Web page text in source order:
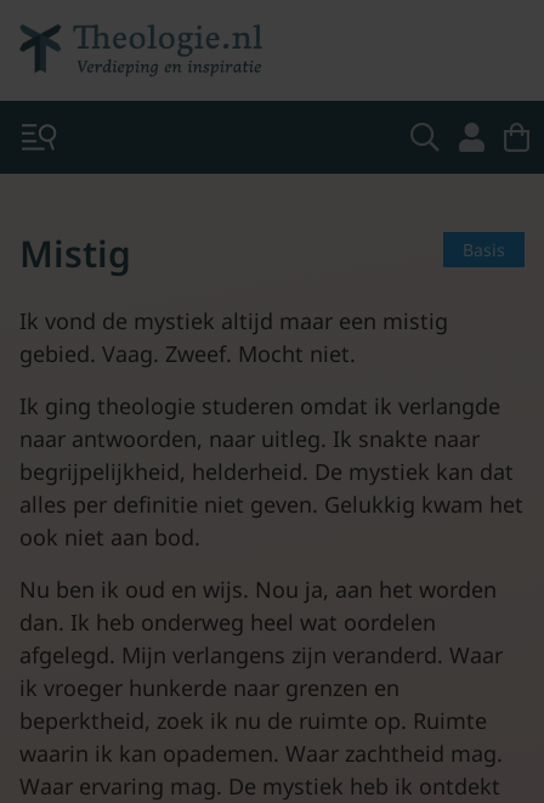
Basis
Mistig
Ik vond de mystiek altijd maar een mistig
gebied. Vaag. Zweef. Mocht niet.
Ik ging theologie studeren omdat ik verlangde
naar antwoorden, naar uitleg. Ik snakte naar
begrijpelijkheid, helderheid. De mystiek kan dat
alles per definitie niet geven. Gelukkig kwam het
ook niet aan bod.
Nu ben ik oud en wijs. Nou ja, aan het worden
dan. Ik heb onderweg heel wat oordelen
afgelegd. Mijn verlangens zijn veranderd. Waar
ik vroeger hunkerde naar grenzen en
beperktheid, zoek ik nu de ruimte op. Ruimte
waarin ik kan opademen. Waar zachtheid mag.
Waar ervaring mag. De mystiek heb ik ontdekt